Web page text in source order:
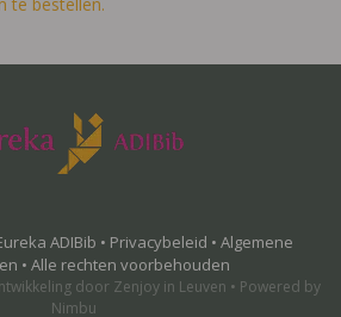
ADIBib • Privacybeleid • Algemene
• Alle rechten voorbehouden
door Zenjoy in Leuven • Powered by
Nimbu